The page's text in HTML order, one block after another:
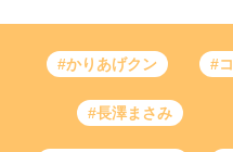
#かりあげクン #
#長澤まさみ